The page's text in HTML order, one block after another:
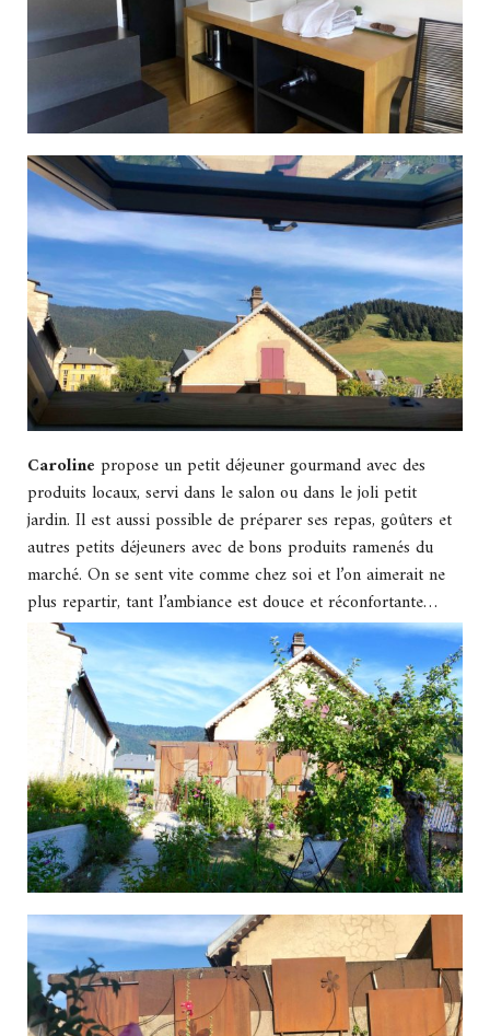
Caroline propose un petit déjeuner gourmand avec des
produits locaux, servi dans le salon ou dans le joli petit
jardin. Il est aussi possible de préparer ses repas, goûters et
autres petits déjeuners avec de bons produits ramenés du
marché. On se sent vite comme chez soi et l’on aimerait ne
plus repartir, tant l’ambiance est douce et réconfortante…